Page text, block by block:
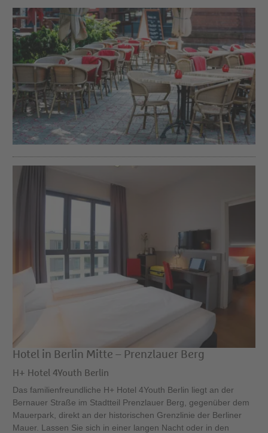
Hotel in Berlin Mitte – Prenzlauer Berg
H+ Hotel 4Youth Berlin
Das familienfreundliche H+ Hotel 4Youth Berlin liegt an der
Bernauer Straße im Stadtteil Prenzlauer Berg, gegenüber dem
Mauerpark, direkt an der historischen Grenzlinie der Berliner
Mauer. Lassen Sie sich in einer langen Nacht oder in den